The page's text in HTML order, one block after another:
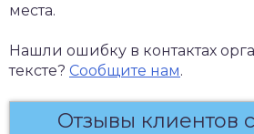
места.
Нашли ошибку в контактах
тексте? Сообщите нам.
Отзывы клиентов